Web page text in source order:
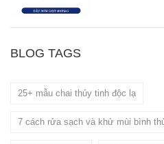
BLOG TAGS
25+ mẫu chai thủy tinh độc lạ
7 cách rửa sạch và khử mùi bình